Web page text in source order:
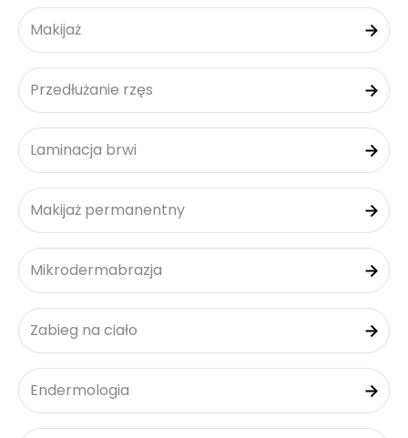
Makijaż
Przedłużanie rzęs
Laminacja brwi
Makijaż permanentny
Mikrodermabrazja
Zabieg na ciało
Endermologia